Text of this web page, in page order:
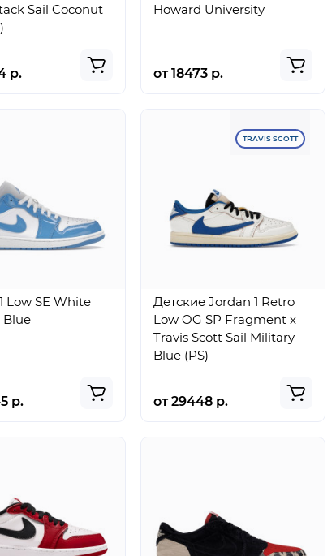
Sail Coconut
р.
Howard University
от 18473 р.
Low SE White
Blue
р.
TRAVIS SCOTT
Детские Jordan 1 Retro
Low OG SP Fragment x
Travis Scott Sail Military
Blue (PS)
от 29448 р.